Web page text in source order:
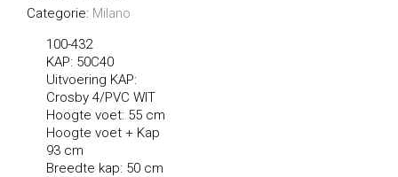
Categorie: Milano
100-432
KAP: 50C40
Uitvoering KAP:
Crosby 4/PVC WIT
Hoogte voet: 55 cm
Hoogte voet + Kap
93 cm
Breedte kap: 50 cm